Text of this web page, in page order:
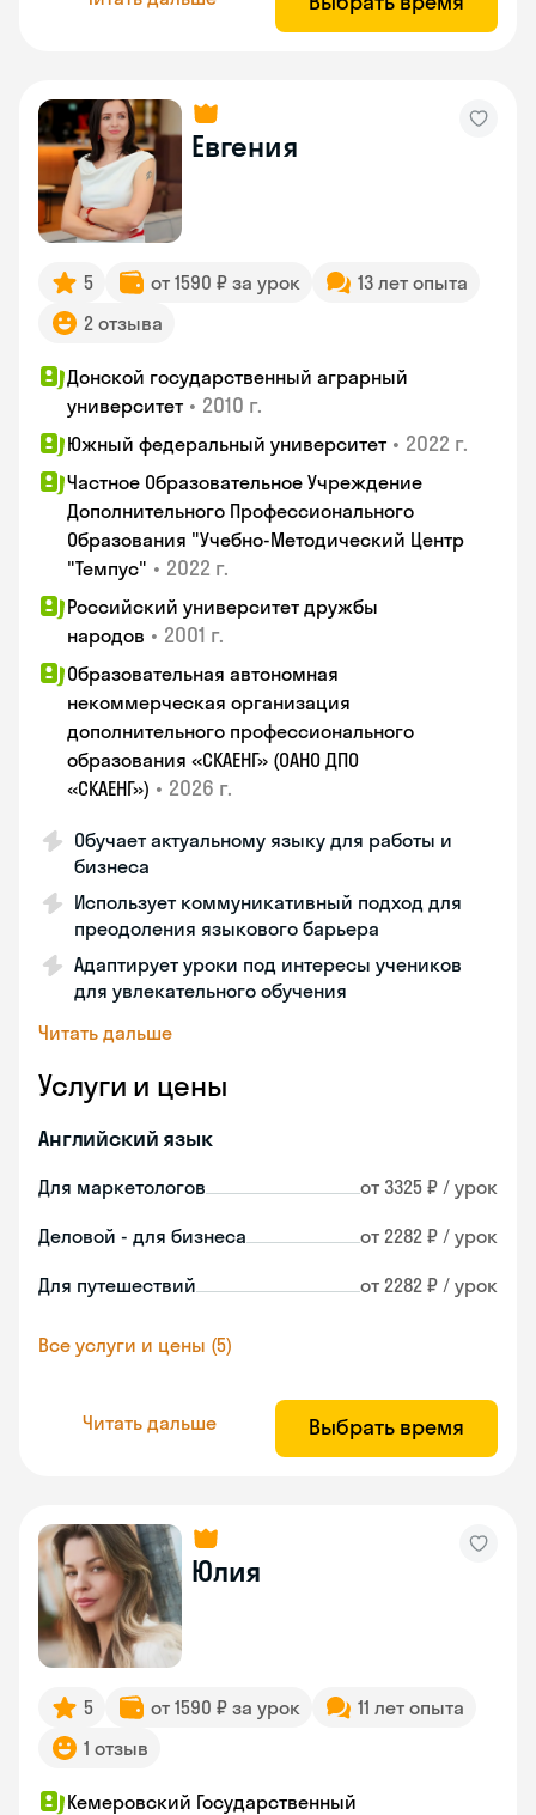
Евгения
5 от 1590 ₽ за урок
13 лет опыта
2 отзыва
Донской государственный аграрный
университет • 2010 г.
Южный федеральный университет • 2022 г.
Частное Образовательное Учреждение
Дополнительного Профессионального
Образования "Учебно-Методический Центр
"Темпус" • 2022 г.
Российский университет дружбы
народов • 2001 г.
Образовательная автономная
некоммерческая организация
дополнительного профессионального
образования «СКАЕНГ» (ОАНО ДПО
«СКАЕНГ») • 2026 г.
Обучает актуальному языку для работы и
бизнеса
Использует коммуникативный подход для
преодоления языкового барьера
Адаптирует уроки под интересы учеников
для увлекательного обучения
Читать дальше
Услуги и цены
Английский язык
Для маркетологов от 3325 ₽ / урок
Деловой - для бизнеса от 2282 ₽ / урок
Для путешествий от 2282 ₽ / урок
Все услуги и цены (5)
Читать дальше Выбрать время
Юлия
5 от 1590 ₽ за урок
11 лет опыта
1 отзыв
Кемеровский Государственный